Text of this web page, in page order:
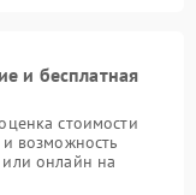
и бесплатная
стоимости
возможность
онлайн на